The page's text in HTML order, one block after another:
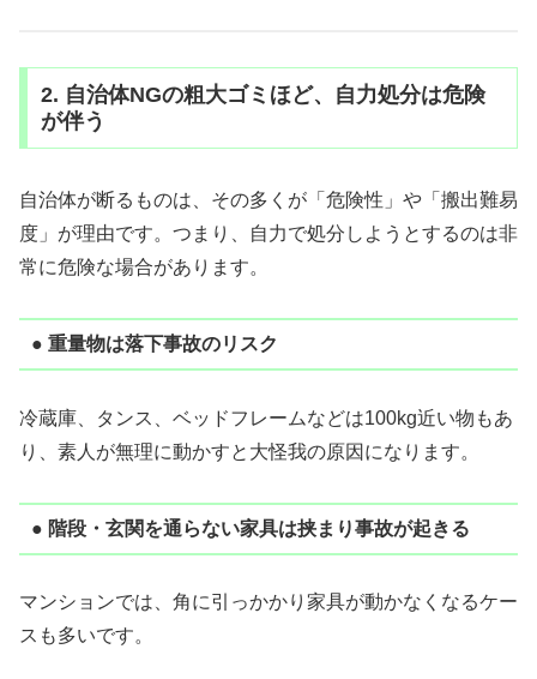
2. 自治体NGの粗大ゴミほど、自力処分は危険
が伴う
自治体が断るものは、その多くが「危険性」や「搬出難易
度」が理由です。つまり、自力で処分しようとするのは非
常に危険な場合があります。
● 重量物は落下事故のリスク
冷蔵庫、タンス、ベッドフレームなどは100kg近い物もあ
り、素人が無理に動かすと大怪我の原因になります。
● 階段・玄関を通らない家具は挟まり事故が起きる
マンションでは、角に引っかかり家具が動かなくなるケー
スも多いです。